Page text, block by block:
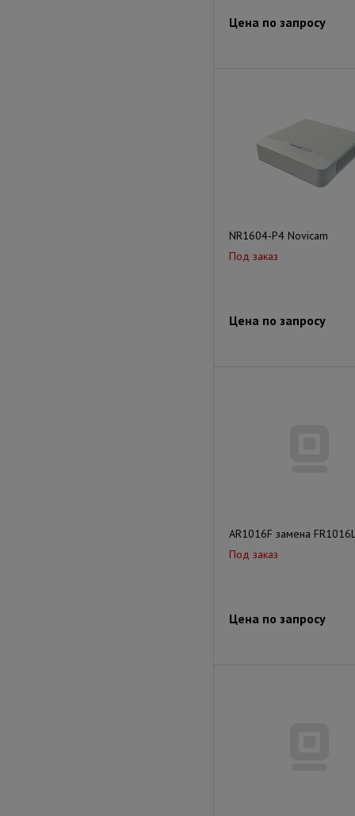
Цена по запросу
NR1604-P4 Novicam
Под заказ
Цена по запросу
AR1016F замена
Под заказ
Цена по запросу